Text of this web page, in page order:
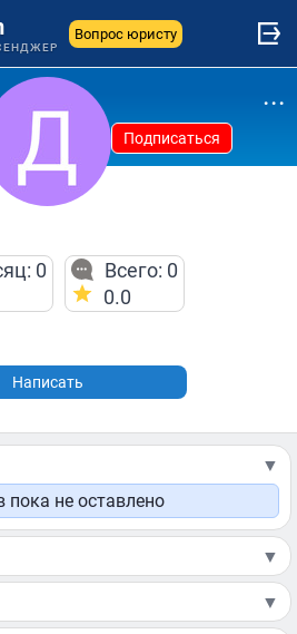
Вопрос юристу
Подписаться
...
0
Всего: 0
0.0
Написать
▼
пока не оставлено
▼
▼